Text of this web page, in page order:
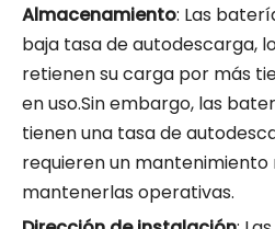
Almacenamiento: Las
baja tasa de autodescarga,
retienen su carga por más
en uso.Sin embargo, las
tienen una tasa de
requieren un
mantenerlas operativas.